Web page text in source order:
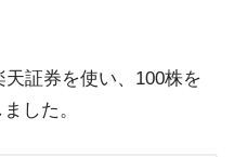
天証券を使い、100株を
した。